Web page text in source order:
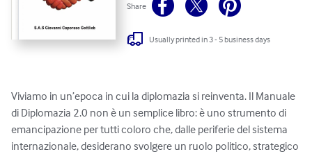
Share
Usually printed in 3 - 5 business days
Viviamo in un’epoca in cui la diplomazia si reinventa. Il Manuale
di Diplomazia 2.0 non è un semplice libro: è uno strumento di
emancipazione per tutti coloro che, dalle periferie del sistema
internazionale, desiderano svolgere un ruolo politico, strategico